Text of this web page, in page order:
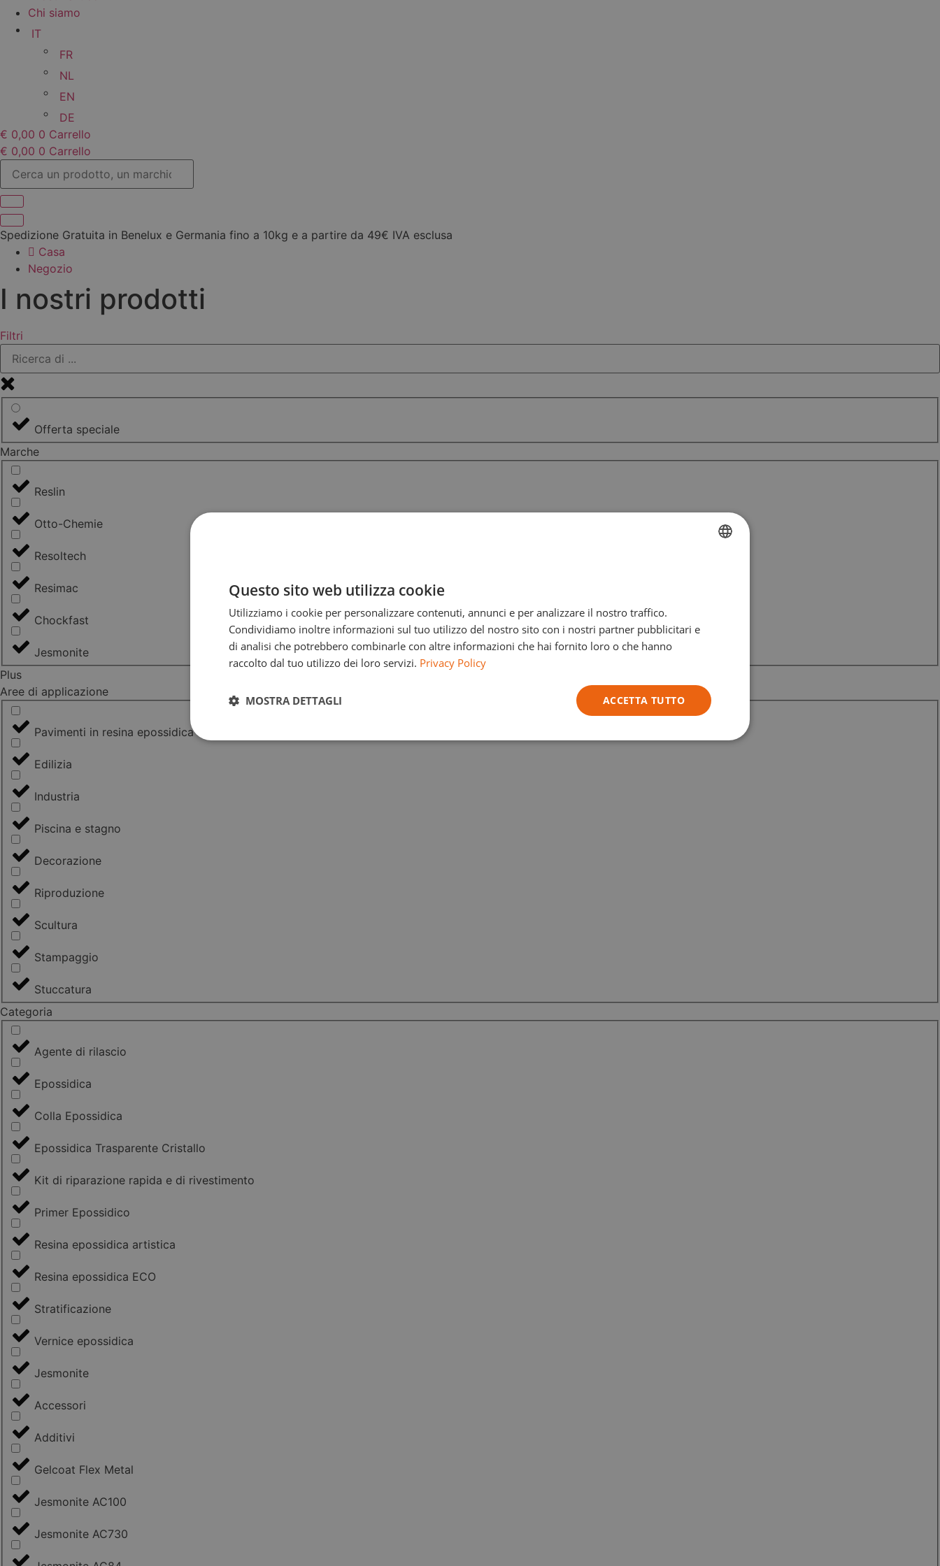
Chi siamo
IT
FR
NL
EN
DE
€ 0,00 0 Carrello
€ 0,00 0 Carrello
Cerca
prodotto,
un
marchio...
Spedizione Gratuita in Benelux e Germania fino a 10kg e a partire da 49€ IVA esclusa
Casa
Negozio
I nostri prodotti
Filtri
Offerta speciale
Marche
Reslin
Otto-Chemie
Resoltech
Resimac
Chockfast
Jesmonite
Plus
Aree di applicazione
Pavimenti in resina epossidica e poliuretanica
Edilizia
Industria
Piscina e stagno
Decorazione
Riproduzione
Scultura
Stampaggio
Stuccatura
Categoria
Agente di rilascio
Epossidica
Colla Epossidica
Epossidica Trasparente Cristallo
Kit di riparazione rapida e di rivestimento
Primer Epossidico
Resina epossidica artistica
Resina epossidica ECO
Stratificazione
Vernice epossidica
Jesmonite
Accessori
Additivi
Gelcoat Flex Metal
Jesmonite AC100
Jesmonite AC730
Questo sito web utilizza cookie
Utilizziamo i cookie per personalizzare contenuti, annunci e per analizzare il nostro traffico.
Condividiamo inoltre informazioni sul tuo utilizzo del nostro sito con i nostri partner pubblicitari e
di analisi che potrebbero combinarle con altre informazioni che hai fornito loro o che hanno
raccolto dal tuo utilizzo dei loro servizi. Privacy Policy
ACCETTA TUTTO
MOSTRA DETTAGLI